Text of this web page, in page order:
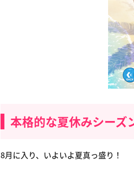
本格的な夏休みシーズ
8月に入り、いよいよ夏真っ盛り！